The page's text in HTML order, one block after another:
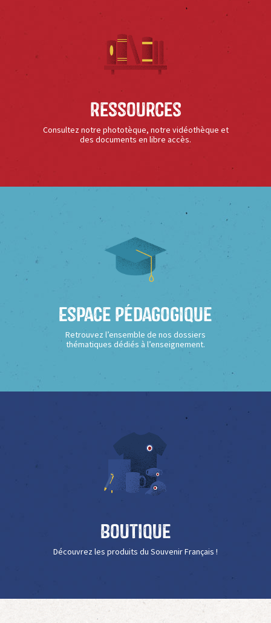
Ressources
Consultez notre phototèque, notre vidéothèque et
des documents en libre accès.
Espace Pédagogique
Retrouvez l’ensemble de nos dossiers
thématiques dédiés à l’enseignement.
Boutique
Découvrez les produits du Souvenir Français !